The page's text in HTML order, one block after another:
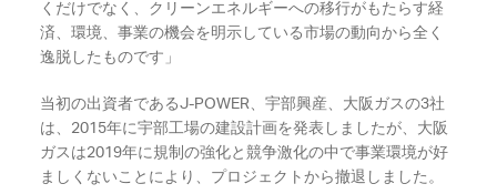
くだけでなく、クリーンエネルギーへの移行がもたらす経
済、環境、事業の機会を明示している市場の動向から全く
逸脱したものです」
当初の出資者であるJ-POWER、宇部興産、大阪ガスの3社
は、2015年に宇部工場の建設計画を発表しましたが、大阪
ガスは2019年に規制の強化と競争激化の中で事業環境が好
ましくないことにより、プロジェクトから撤退しました。